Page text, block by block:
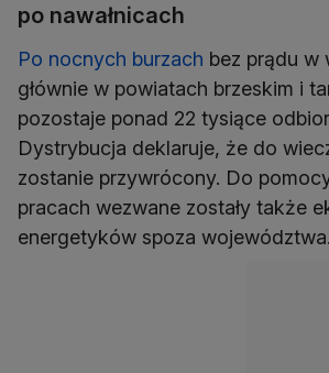
po nawałnicach
Po nocnych burzach bez prądu w
głównie w powiatach brzeskim i
pozostaje ponad 22 tysiące
Dystrybucja deklaruje, że do
zostanie przywrócony. Do
pracach wezwane zostały także
energetyków spoza województwa.